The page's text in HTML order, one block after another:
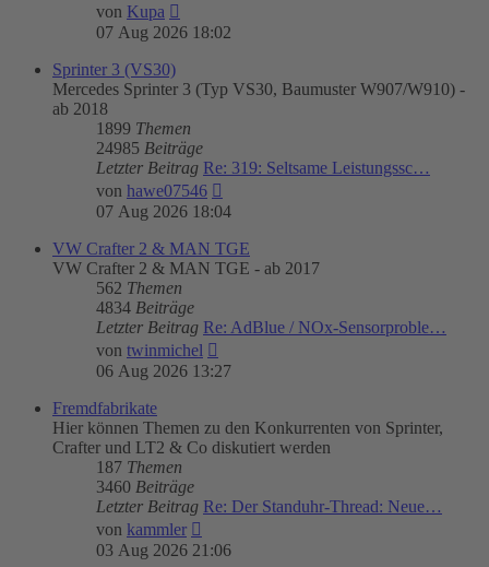
von Kupa
Beitrag
07 Aug 2026 18:02
Sprinter 3 (VS30)
Mercedes Sprinter 3 (Typ VS30, Baumuster W907/W910) -
ab 2018
1899 Themen
24985 Beiträge
Letzter Beitrag Re: 319: Seltsame Leistungssc…
von hawe07546
Beitrag
07 Aug 2026 18:04
VW Crafter 2 & MAN TGE
VW Crafter 2 & MAN TGE - ab 2017
562 Themen
4834 Beiträge
Letzter Beitrag Re: AdBlue / NOx-Sensorproble…
von twinmichel
Beitrag
06 Aug 2026 13:27
Fremdfabrikate
Hier können Themen zu den Konkurrenten von Sprinter,
Crafter und LT2 & Co diskutiert werden
187 Themen
3460 Beiträge
Letzter Beitrag Re: Der Standuhr-Thread: Neue…
von kammler
Beitrag
03 Aug 2026 21:06